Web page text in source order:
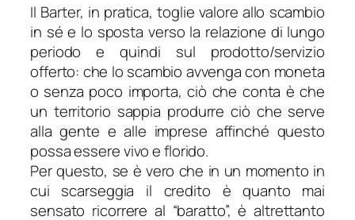
Il Barter, in pratica, toglie valore allo scambio
in sé e lo sposta verso la relazione di lungo
periodo e quindi sul prodotto/servizio
offerto: che lo scambio avvenga con moneta
o senza poco importa, ciò che conta è che
un territorio sappia produrre ciò che serve
alla gente e alle imprese affinché questo
possa essere vivo e florido.
Per questo, se è vero che in un momento in
cui scarseggia il credito è quanto mai
sensato ricorrere al “baratto”, è altrettanto